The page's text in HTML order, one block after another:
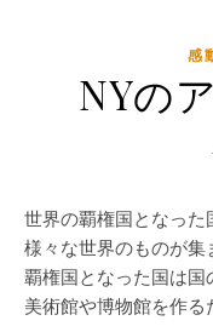
感
NYの
世界の覇権国となっ
様々な世界のものが集
覇権国となった国は国
美術館や博物館を作る